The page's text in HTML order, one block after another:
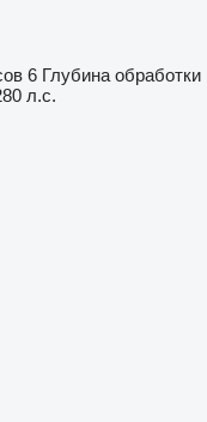
6 Глубина обработки
л.с.